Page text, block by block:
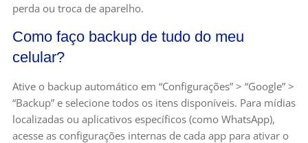
perda ou troca de aparelho.
Como faço backup de tudo do meu
celular?
Ative o backup automático em “Configurações” > “Google” >
“Backup” e selecione todos os itens disponíveis. Para mídias
localizadas ou aplicativos específicos (como WhatsApp),
acesse as configurações internas de cada app para ativar o